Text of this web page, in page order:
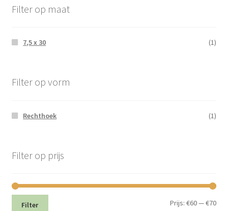
Filter op maat
7,5 x 30 (1)
Filter op vorm
Rechthoek (1)
Filter op prijs
Min.
Filter Prijs:€60—€70